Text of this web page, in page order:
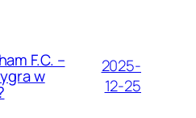
F.C. –
w
2025-
12-25